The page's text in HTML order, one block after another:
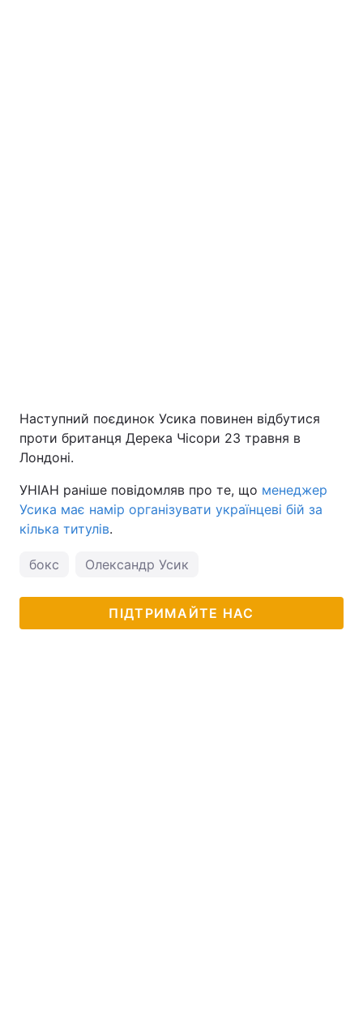
Наступний поєдинок Усика повинен відбутися
проти британця Дерека Чісори 23 травня в
Лондоні.
УНІАН раніше повідомляв про те, що менеджер
Усика має намір організувати українцеві бій за
кілька титулів.
бокс Олександр Усик
ПІДТРИМАЙТЕ НАС